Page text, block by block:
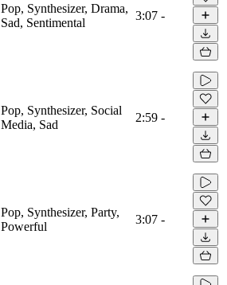
Pop, Synthesizer, Drama,
Sad, Sentimental
3:07 -
Pop, Synthesizer, Social
Media, Sad
2:59 -
Pop, Synthesizer, Party,
Powerful
3:07 -